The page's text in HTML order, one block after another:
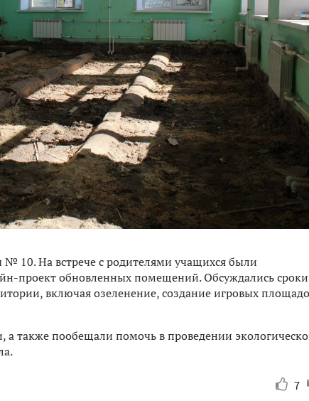
10. На встрече с родителями учащихся были
проект обновленных помещений. Обсуждались сроки
включая озеленение, создание игровых
а также пообещали помочь в проведении
7